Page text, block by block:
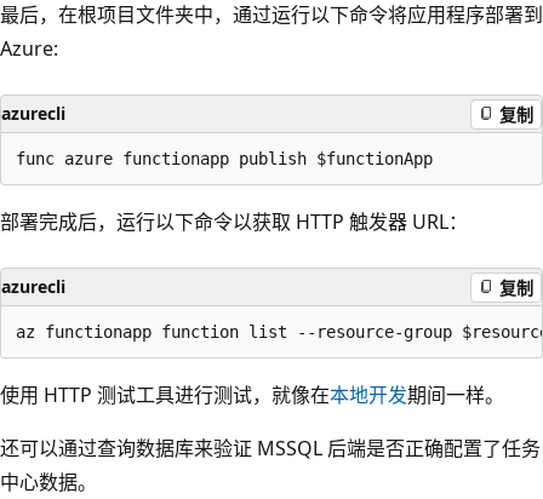
最后，在根项目文件夹中，通过运行以下命令将应用程序部署到
Azure:
azurecli 复制
部署完成后，运行以下命令以获取 HTTP 触发器 URL：
azurecli 复制
使用 HTTP 测试工具进行测试，就像在本地开发期间一样。
还可以通过查询数据库来验证 MSSQL 后端是否正确配置了任务
中心数据。